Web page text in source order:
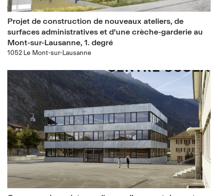
Projet de construction de nouveaux ateliers, de
surfaces administratives et d'une crèche-garderie au
Mont-sur-Lausanne, 1. degré
1052 Le Mont-sur-Lausanne